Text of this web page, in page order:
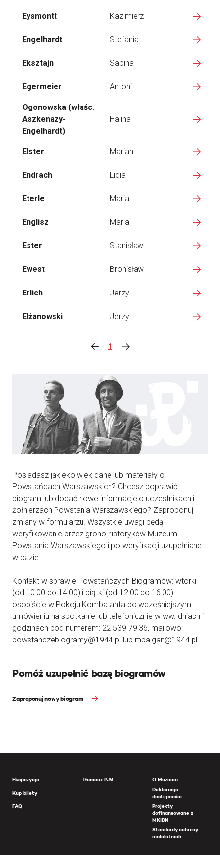
Eysmontt Kazimierz
Engelhardt Stefania
Eksztajn Sabina
Egermeier Antoni
Ogonowska (właśc.
Aszkenazy-
Engelhardt)
Halina
Elster Marian
Endrach Lidia
Eterle Maria
Englisz Maria
Ester Stanisław
Ewest Bronisław
Erlich Jerzy
Elżanowski Jerzy
1
Posiadasz jakiekolwiek dane lub materiały o
Powstańcach Warszawskich? Chcesz poprawić
biogram lub dodać nowe informacje o uczestnikach i
żołnierzach Powstania Warszawskiego? Zaproponuj
zmiany w formularzu. Wszystkie uwagi będą
weryfikowanie przez grono historyków Muzeum
Powstania Warszawskiego i po weryfikacji uzupełniane
w bazie.
Kontakt w sprawie Powstańczych Biogramów: wtorki
(od 10:00 do 14:00) i piątki (od 12:00 do 16:00)
osobiście w Pokoju Kombatanta po wcześniejszym
umówieniu na spotkanie lub telefonicznie w ww. dniach i
godzinach pod numerem: 22 539 79 36, mailowo:
powstanczebiogramy@1944.pl lub mpalgan@1944.pl
Pomóż uzupełnić bazę biogramów
Zaproponuj nowy biogram
Ekspozycja
Kup bilety
FAQ
Tłumacz PJM
O Muzeum
Deklaracja
dostępności
Projekty
dofinansowane z
MKiDN
Standardy ochrony
małoletnich